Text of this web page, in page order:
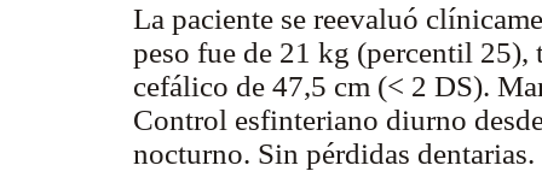
La paciente se reevaluó
peso fue de 21 kg (percentil
cefálico de 47,5 cm (< 2 DS).
Control esfinteriano diurno
nocturno. Sin pérdidas dentarias.